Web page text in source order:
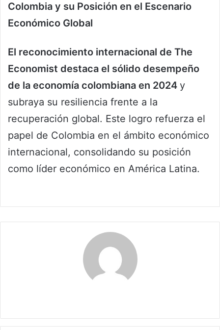
Colombia y su Posición en el Escenario
Económico Global
El reconocimiento internacional de The
Economist destaca el sólido desempeño
de la economía colombiana en 2024 y
subraya su resiliencia frente a la
recuperación global. Este logro refuerza el
papel de Colombia en el ámbito económico
internacional, consolidando su posición
como líder económico en América Latina.